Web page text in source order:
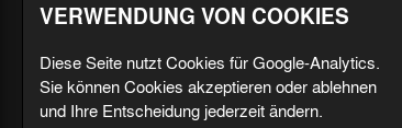
Radiostream
Geburtstage
VERWENDUNG VON COOKIES
Diese Seite nutzt Cookies für Google-Analytics.
Sie können Cookies akzeptieren oder ablehnen
und Ihre Entscheidung jederzeit ändern.